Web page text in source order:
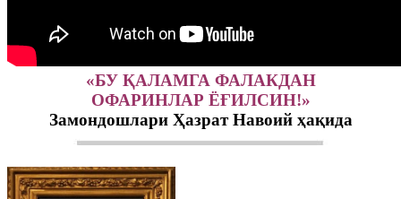
«БУ ҚАЛАМГА ФАЛАКДАН
ОФАРИНЛАР ЁҒИЛСИН!»
Замондошлари Ҳазрат Навоий ҳақида